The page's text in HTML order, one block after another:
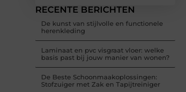
RECENTE BERICHTEN
De kunst van stijlvolle en functionele
herenkleding
Laminaat en pvc visgraat vloer: welke
basis past bij jouw manier van wonen?
De Beste Schoonmaakoplossingen:
Stofzuiger met Zak en Tapijtreiniger